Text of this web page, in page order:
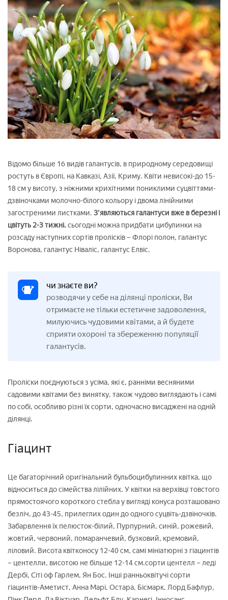
Відомо більше 16 видів галантусів, в природному середовищі
ростуть в Європі, на Кавказі, Азії, Криму. Квіти невисокі-до 15-
18 см у висоту, з ніжними крихітними пониклими суцвіттями-
дзвіночками молочно-білого кольору і двома лінійними
загостреними листками. З'являються галантуси вже в березні і
цвітуть 2-3 тижні.сьогодні можна придбати цибулинки на
розсаду наступних сортів пролісків – Флорі полон, галантус
Воронова, галантус Ніваліс, галантус Елвіс.
чи знаєте ви?
розводячи у себе на ділянці проліски, Ви
отримаєте не тільки естетичне задоволення,
милуючись чудовими квітами, а й будете
сприяти охороні та збереженню популяції
галантусів.
Проліски поєднуються з усіма, які є, ранніми весняними
садовими квітами без винятку, також чудово виглядають і самі
по собі, особливо різні їх сорти, одночасно висаджені на одній
ділянці.
Гіацинт
Це багаторічний оригінальний бульбоцибулинних квітка, що
відноситься до сімейства лілійних. У квітки на верхівці товстого
прямостоячого короткого стебла у вигляді конуса розташовано
безліч, до 43-45, прилеглих один до одного суцвіть-дзвіночків.
Забарвлення їх пелюсток-білий, Пурпурний, синій, рожевий,
жовтий, червоний, помаранчевий, бузковий, кремовий,
ліловий. Висота квітконосу 12-40 см, самі мініатюрні з гіацинтів
– центелли, висотою не більше 12-14 см.сорти центелл – леді
Дербі, Сіті оф Гарлем, Ян Бос. Інші ранньоквітучі сорти
гіацинтів-Аметист, Анна Марі, Остара, Бісмарк, Лорд Бафлур,